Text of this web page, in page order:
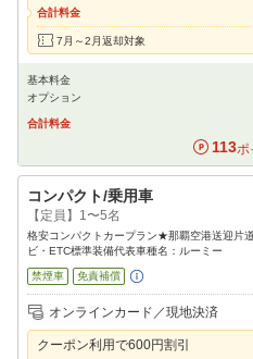
合計料金
7月～2月返却対象
基本料金
オプション
合計料金
113ポ
コンパクト/乗用車
【定員】1〜5名
格安コンパクトカープラン★那覇空港送迎片
ビ・ETC標準装備代表車種名：ルーミー
禁煙車 免責補償
追加可能オプション
（次画面で選択ができま
オンラインカード／現地決済
クーポン利用で600円割引